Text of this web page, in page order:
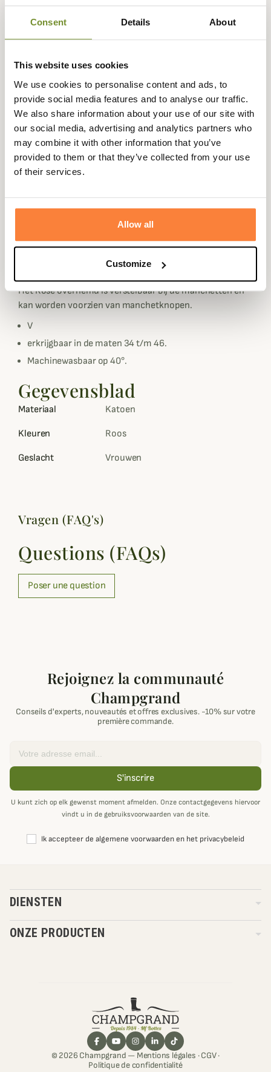
Consent Details About
This website uses cookies
We use cookies to personalise content and ads, to
provide social media features and to analyse our traffic.
We also share information about your use of our site with
our social media, advertising and analytics partners who
may combine it with other information that you’ve
provided to them or that they’ve collected from your use
of their services.
Allow all
Customize
la journée
retour sous
90 jours
sécurisé
3 fois dès 100
Beschrijving
Het Deense merkLaksenbrengt je dit prachtige roze shirt
met bloemmotief voor dames, ideaal voor een elegante,
bloemige look.
waardoor het comfortabel is om te dragen.
De vrouwelijke snit, sportieve kraag en het patroon van
kleine roze bloemen met gele details maken dit shirt
party's of het dagelijks leven.
Het Rose overhemd is verstelbaar bij de manchetten en
kan worden voorzien van manchetknopen.
V
erkrijgbaar in de maten 34 t/m 46.
Machinewasbaar op 40°.
Gegevensblad
Materiaal Katoen
Kleuren Roos
Geslacht Vrouwen
Vragen (FAQ's)
Questions (FAQs)
Poser une question
Rejoignez la communauté
Champgrand
Conseils d'experts, nouveautés et offres exclusives. -10% sur votre
première commande.
S'inscrire
U kunt zich op elk gewenst moment afmelden. Onze contactgegevens hiervoor
vindt u in de gebruiksvoorwaarden van de site.
Ik accepteer de algemene voorwaarden en het privacybeleid
DIENSTEN
ONZE PRODUCTEN
© 2026 Champgrand — Mentions légales ·CGV·
Politique de confidentialité